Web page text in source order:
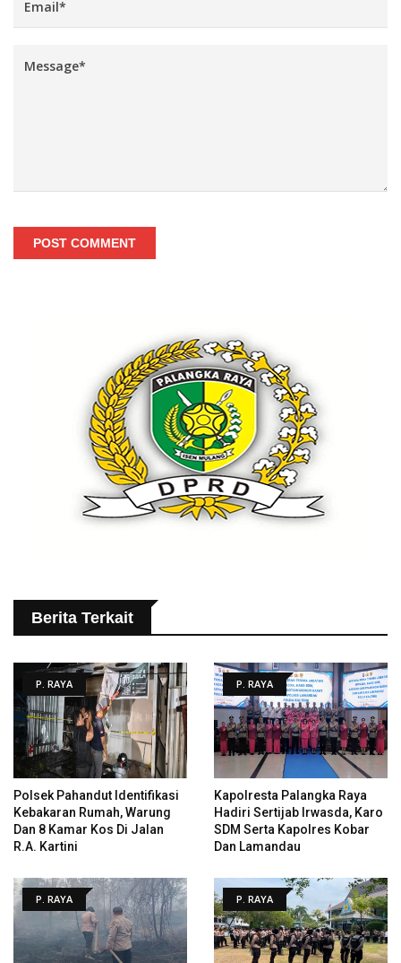
POST COMMENT
Berita Terkait
P. RAYA
Polsek Pahandut Identifikasi
Kebakaran Rumah, Warung
Dan 8 Kamar Kos Di Jalan
R.A. Kartini
P. RAYA
Kapolresta Palangka Raya
Hadiri Sertijab Irwasda, Karo
SDM Serta Kapolres Kobar
Dan Lamandau
P. RAYA P. RAYA